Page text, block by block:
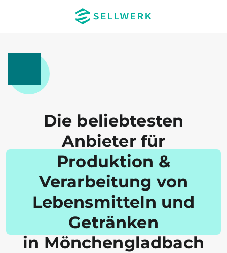
Die beliebtesten
Anbieter für
Produktion &
Verarbeitung von
Lebensmitteln und
Getränken
in Mönchengladbach